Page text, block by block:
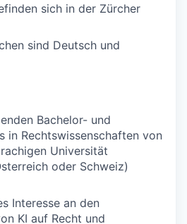
sich in der Zürcher
sind Deutsch und
Bachelor- und
in Rechtswissenschaften von
Universität
oder Schweiz)
Interesse an den
KI auf Recht und